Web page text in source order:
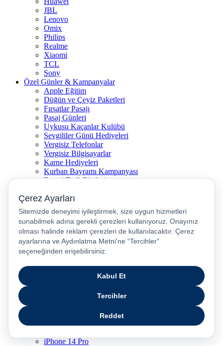
JBL
Lenovo
Omix
Philips
Realme
Xiaomi
TCL
Sony
Özel Günler & Kampanyalar
Apple Eğitim
Düğün ve Çeyiz Paketleri
Fırsatlar Pasajı
Pasaj Günleri
Uykusu Kaçanlar Kulübü
Sevgililer Günü Hediyeleri
Vergisiz Telefonlar
Vergisiz Bilgisayarlar
Karne Hediyeleri
Kurban Bayramı Kampanyası
Resmi Tatil Günleri
Anneler Günü Hediyeleri
Babalar Günü
Taksitli Harikalar Diyarı
Popüler Ürünler
iPhone 17
iPhone 16
iPhone Air
iPhone 15 Pro Max
iPhone 14 Pro